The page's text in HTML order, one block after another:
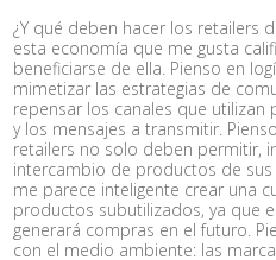
¿Y qué deben hacer los retailers
esta economía que me gusta
beneficiarse de ella. Pienso en
mimetizar las estrategias de
repensar los canales que utilizan
y los mensajes a transmitir.
retailers no solo deben permitir,
intercambio de productos de
me parece inteligente crear una
productos subutilizados, ya que
generará compras en el futuro.
con el medio ambiente: las